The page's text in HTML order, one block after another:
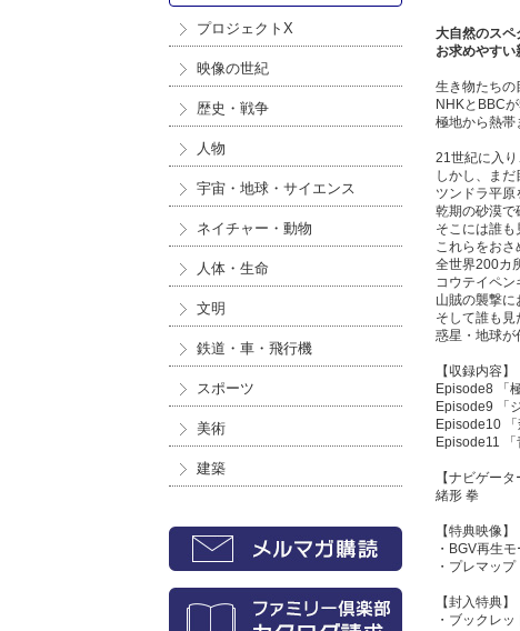
プロジェクトX
映像の世紀
歴史・戦争
人物
宇宙・地球・サイエンス
ネイチャー・動物
人体・生命
文明
鉄道・車・飛行機
スポーツ
美術
建築
大自然のスペ
お求めやすい
生き物たちの
NHKとBBC
極地から熱帯
21世紀に入
しかし、ま
ツンドラ平原
乾期の砂漠で
そこには誰も
これらをおさ
全世界200カ
コウテイペン
山賊の襲撃に
そして誰も見
惑星・地球が
【収録内容】
Episode8 「
Episode9 「
Episode10
Episode11
【ナビゲータ
緒形 拳
【特典映像】
・BGV再生
・プレマップ
【封入特典】
・ブックレッ